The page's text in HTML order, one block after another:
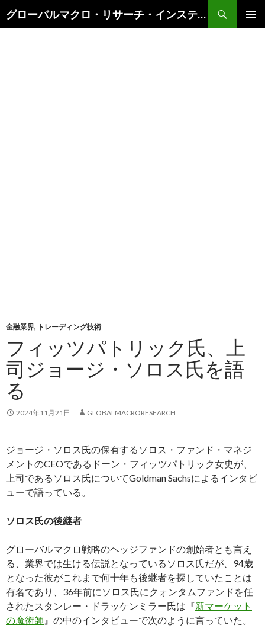
グローバルマクロ・リサーチ・インスティテュート
索
金融業界, トレーディング技術
フィッツパトリック氏、上
司ジョージ・ソロス氏を語
る
2024年11月21日 GLOBALMACRORESEARCH
ジョージ・ソロス氏の保有するソロス・ファンド・マネジ
メントのCEOであるドーン・フィッツパトリック女史が、
上司であるソロス氏についてGoldman Sachsによるインタビ
ューで語っている。
ソロス氏の後継者
グローバルマクロ戦略のヘッジファンドの創始者とも言え
る、業界では生ける伝説となっているソロス氏だが、94歳
となった彼がこれまで何十年も後継者を探していたことは
有名であり、36年前にソロス氏にクォンタムファンドを任
されたスタンレー・ドラッケンミラー氏は『新マーケット
の魔術師 』の中のインタビューで次のように言っていた。